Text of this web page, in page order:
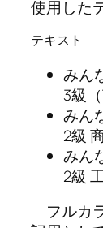
使用した
テキスト
みん
3級
みん
2級
みん
2級
フルカ